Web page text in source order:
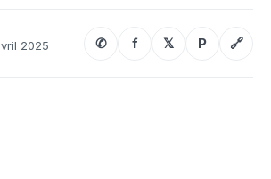
2025 ✆ f 𝕏 P 🔗